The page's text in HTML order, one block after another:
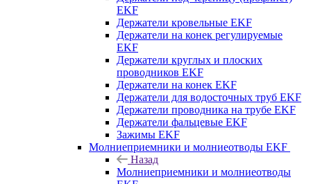
EKF
Держатели кровельные EKF
Держатели на конек регулируемые
EKF
Держатели круглых и плоских
проводников EKF
Держатели на конек EKF
Держатели для водосточных труб EKF
Держатели проводника на трубе EKF
Держатели фальцевые EKF
Зажимы EKF
Молниеприемники и молниеотводы EKF
Назад
Молниеприемники и молниеотводы